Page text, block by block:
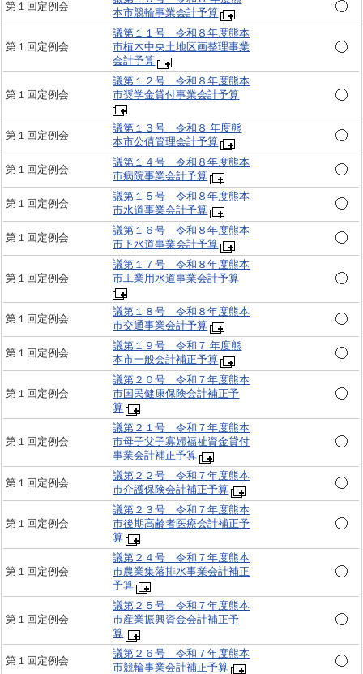
第１回定例会
本市競輪事業会計予算
第１回定例会
議第１１号 令和８年度熊本
市植木中央土地区画整理事業
会計予算
第１回定例会
議第１２号 令和８年度熊本
市奨学金貸付事業会計予算
第１回定例会
議第１３号 令和８ 年度熊
本市公債管理会計予算
第１回定例会
議第１４号 令和８年度熊本
市病院事業会計予算
第１回定例会
議第１５号 令和８年度熊本
市水道事業会計予算
第１回定例会
議第１６号 令和８年度熊本
市下水道事業会計予算
第１回定例会
議第１７号 令和８年度熊本
市工業用水道事業会計予算
第１回定例会
議第１８号 令和８年度熊本
市交通事業会計予算
第１回定例会
議第１９号 令和７ 年度熊
本市一般会計補正予算
第１回定例会
議第２０号 令和７年度熊本
市国民健康保険会計補正予
算
第１回定例会
議第２１号 令和７年度熊本
市母子父子寡婦福祉資金貸付
事業会計補正予算
第１回定例会
議第２２号 令和７年度熊本
市介護保険会計補正予算
第１回定例会
議第２３号 令和７年度熊本
市後期高齢者医療会計補正予
算
第１回定例会
議第２４号 令和７年度熊本
市農業集落排水事業会計補正
予算
第１回定例会
議第２５号 令和７年度熊本
市産業振興資金会計補正予
算
第１回定例会
議第２６号 令和７年度熊本
市競輪事業会計補正予算